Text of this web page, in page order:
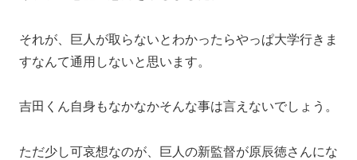
それが、巨人が取らないとわかったらやっぱ大学行きま
すなんて通用しないと思います。
吉田くん自身もなかなかそんな事は言えないでしょう。
ただ少し可哀想なのが、巨人の新監督が原辰徳さんにな